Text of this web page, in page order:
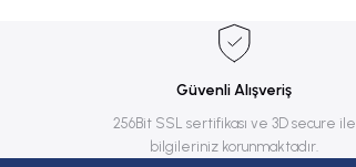
Güvenli Alışveriş
256Bit SSL sertifikası ve 3D secure ile
bilgileriniz korunmaktadır.